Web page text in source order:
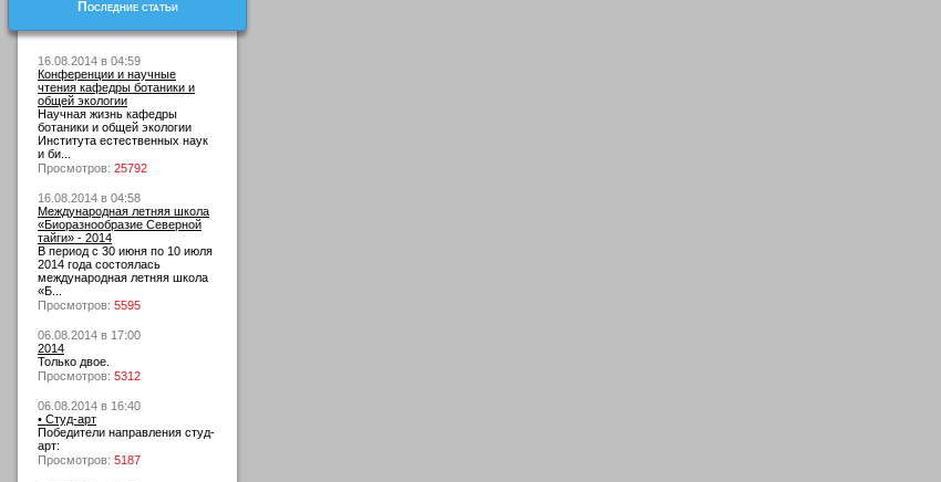
Последние статьи
16.08.2014 в 04:59
Конференции и научные
чтения кафедры ботаники и
общей экологии
Научная жизнь кафедры
ботаники и общей экологии
Института естественных наук
и би...
Просмотров: 25792
16.08.2014 в 04:58
Международная летняя школа
«Биоразнообразие Северной
тайги» - 2014
В период с 30 июня по 10 июля
2014 года состоялась
международная летняя школа
«Б...
Просмотров: 5595
06.08.2014 в 17:00
2014
Только двое.
Просмотров: 5312
06.08.2014 в 16:40
• Студ-арт
Победители направления студ-
арт:
Просмотров: 5187